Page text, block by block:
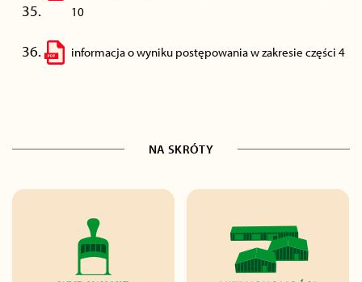
10
informacja o wyniku postępowania w zakresie części 4
NA SKRÓTY